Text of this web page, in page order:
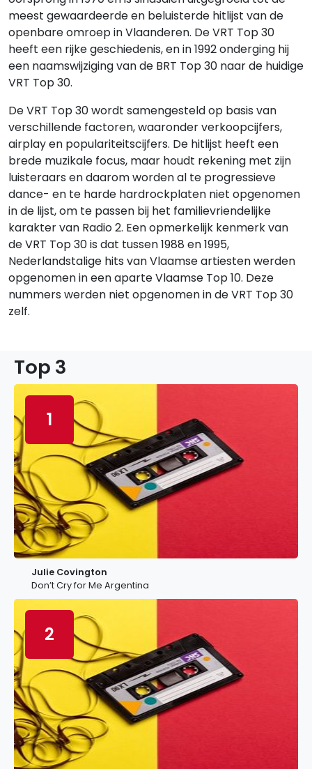
meest gewaardeerde en beluisterde hitlijst van de
openbare omroep in Vlaanderen. De VRT Top 30
heeft een rijke geschiedenis, en in 1992 onderging hij
een naamswijziging van de BRT Top 30 naar de huidige
VRT Top 30.
De VRT Top 30 wordt samengesteld op basis van
verschillende factoren, waaronder verkoopcijfers,
airplay en populariteitscijfers. De hitlijst heeft een
brede muzikale focus, maar houdt rekening met zijn
luisteraars en daarom worden al te progressieve
dance- en te harde hardrockplaten niet opgenomen
in de lijst, om te passen bij het familievriendelijke
karakter van Radio 2. Een opmerkelijk kenmerk van
de VRT Top 30 is dat tussen 1988 en 1995,
Nederlandstalige hits van Vlaamse artiesten werden
opgenomen in een aparte Vlaamse Top 10. Deze
nummers werden niet opgenomen in de VRT Top 30
zelf.
Top 3
1
Julie Covington
Don’t Cry for Me Argentina
2